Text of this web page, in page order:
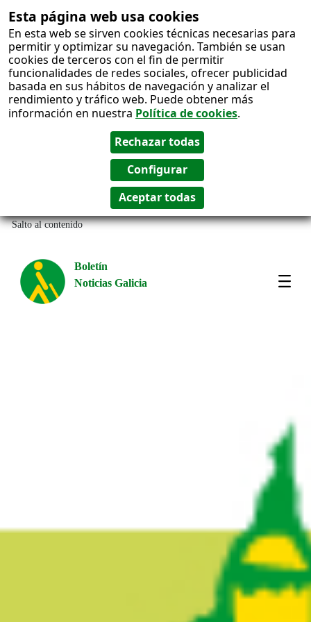
Esta página web usa cookies
En esta web se sirven cookies técnicas necesarias para
permitir y optimizar su navegación. También se usan
cookies de terceros con el fin de permitir
funcionalidades de redes sociales, ofrecer publicidad
basada en sus hábitos de navegación y analizar el
rendimiento y tráfico web. Puede obtener más
información en nuestra Política de cookies.
Salto al contenido
Boletín
Noticias Galicia